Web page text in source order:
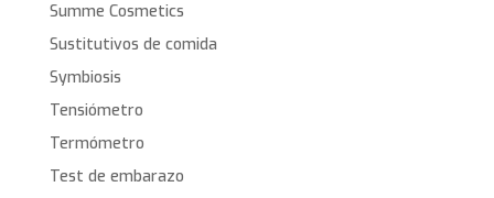
Summe Cosmetics
Sustitutivos de comida
Symbiosis
Tensiómetro
Termómetro
Test de embarazo